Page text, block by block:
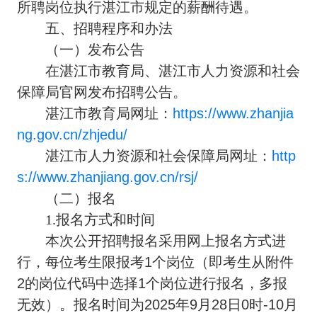
所聘岗位执行湛江市规定的薪酬待遇。
五、招聘程序和办法
（一）发布公告
在湛江市教育局、湛江市人力资源和社会
保障局官网发布招聘公告。
湛江市教育局网址： https://www.zhanjia
ng.gov.cn/zhjedu/
湛江市人力资源和社会保障局网址： http
s://www.zhanjiang.gov.cn/rsj/
（二）报名
1.报名方式和时间
本次公开招聘报名采用网上报名方式进
行，每位考生限报考1个岗位（即考生从附件
2的岗位代码中选择1个岗位进行报名，多报
无效）。报名时间为2025年9月28日0时-10月